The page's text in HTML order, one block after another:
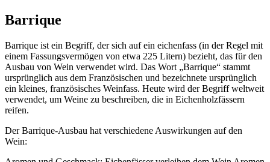
Barrique
Barrique ist ein Begriff, der sich auf ein eichenfass (in der Regel mit
einem Fassungsvermögen von etwa 225 Litern) bezieht, das für den
Ausbau von Wein verwendet wird. Das Wort „Barrique“ stammt
ursprünglich aus dem Französischen und bezeichnete ursprünglich
ein kleines, französisches Weinfass. Heute wird der Begriff weltweit
verwendet, um Weine zu beschreiben, die in Eichenholzfässern
reifen.
Der Barrique-Ausbau hat verschiedene Auswirkungen auf den
Wein: